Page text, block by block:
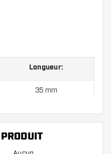
Longueur:
35 mm
48 mm